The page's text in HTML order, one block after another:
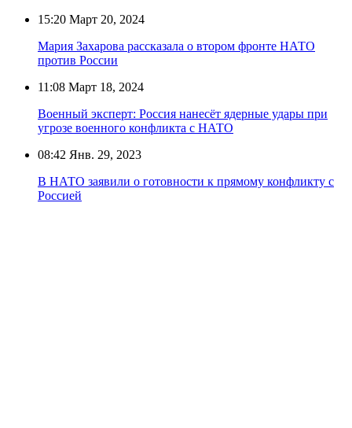
15:20 Март 20, 2024
Мария Захарова рассказала о втором фронте НАТО
против России
11:08 Март 18, 2024
Военный эксперт: Россия нанесёт ядерные удары при
угрозе военного конфликта с НАТО
08:42 Янв. 29, 2023
В НАТО заявили о готовности к прямому конфликту с
Россией